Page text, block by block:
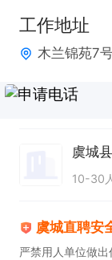
4. 具备耐心和
质量。
工作时间：長白
工作地址
木兰锦苑7
虞城
10-30
虞城直聘安
严禁用人单位做